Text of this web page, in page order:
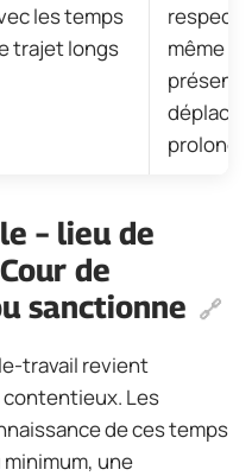
les temps
trajet longs
même en
– lieu de
de
sanctionne
travail revient
Les
de ces temps
une